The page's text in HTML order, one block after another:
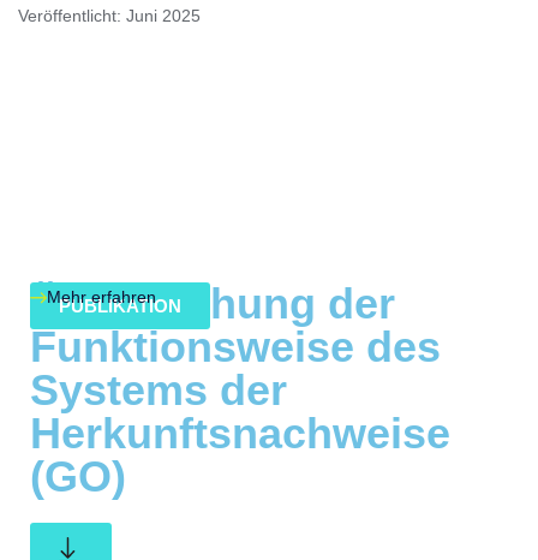
Veröffentlicht: Juni 2025
PUBLIKATION
Überwachung der
Funktionsweise des
Systems der
Herkunftsnachweise
(GO)
Mehr erfahren